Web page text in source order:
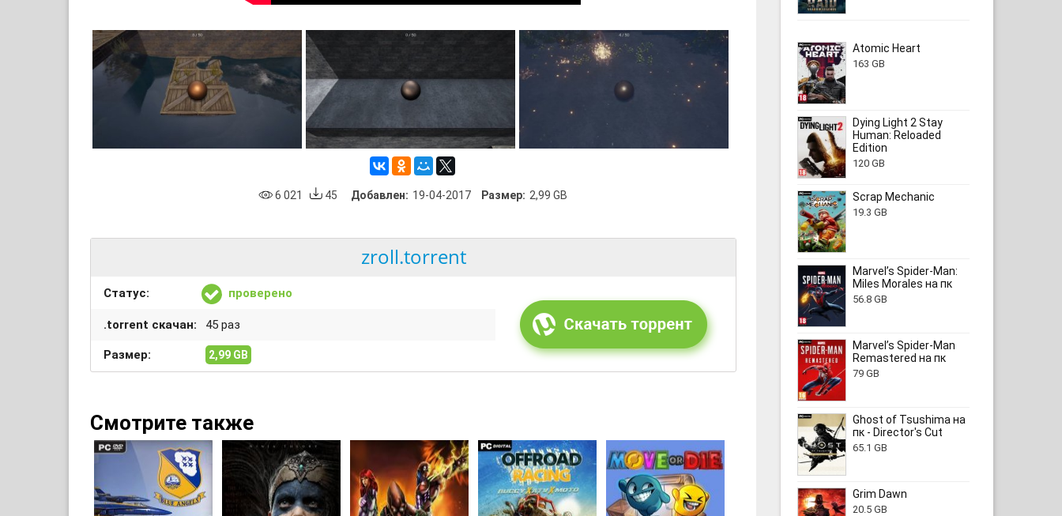
6 021 45 Добавлен: 19-04-2017 Размер: 2,99 GB
zroll.torrent
Статус: проверено
.torrent скачан: 45 раз
Размер: 2,99 GB
Смотрите также
Atomic Heart
163 GB
Dying Light 2 Stay
Human: Reloaded
Edition
120 GB
Scrap Mechanic
19.3 GB
Marvel’s Spider-Man:
Miles Morales на пк
56.8 GB
Marvel’s Spider-Man
Remastered на пк
79 GB
Ghost of Tsushima на
пк - Director's Cut
65.1 GB
Grim Dawn
20.5 GB